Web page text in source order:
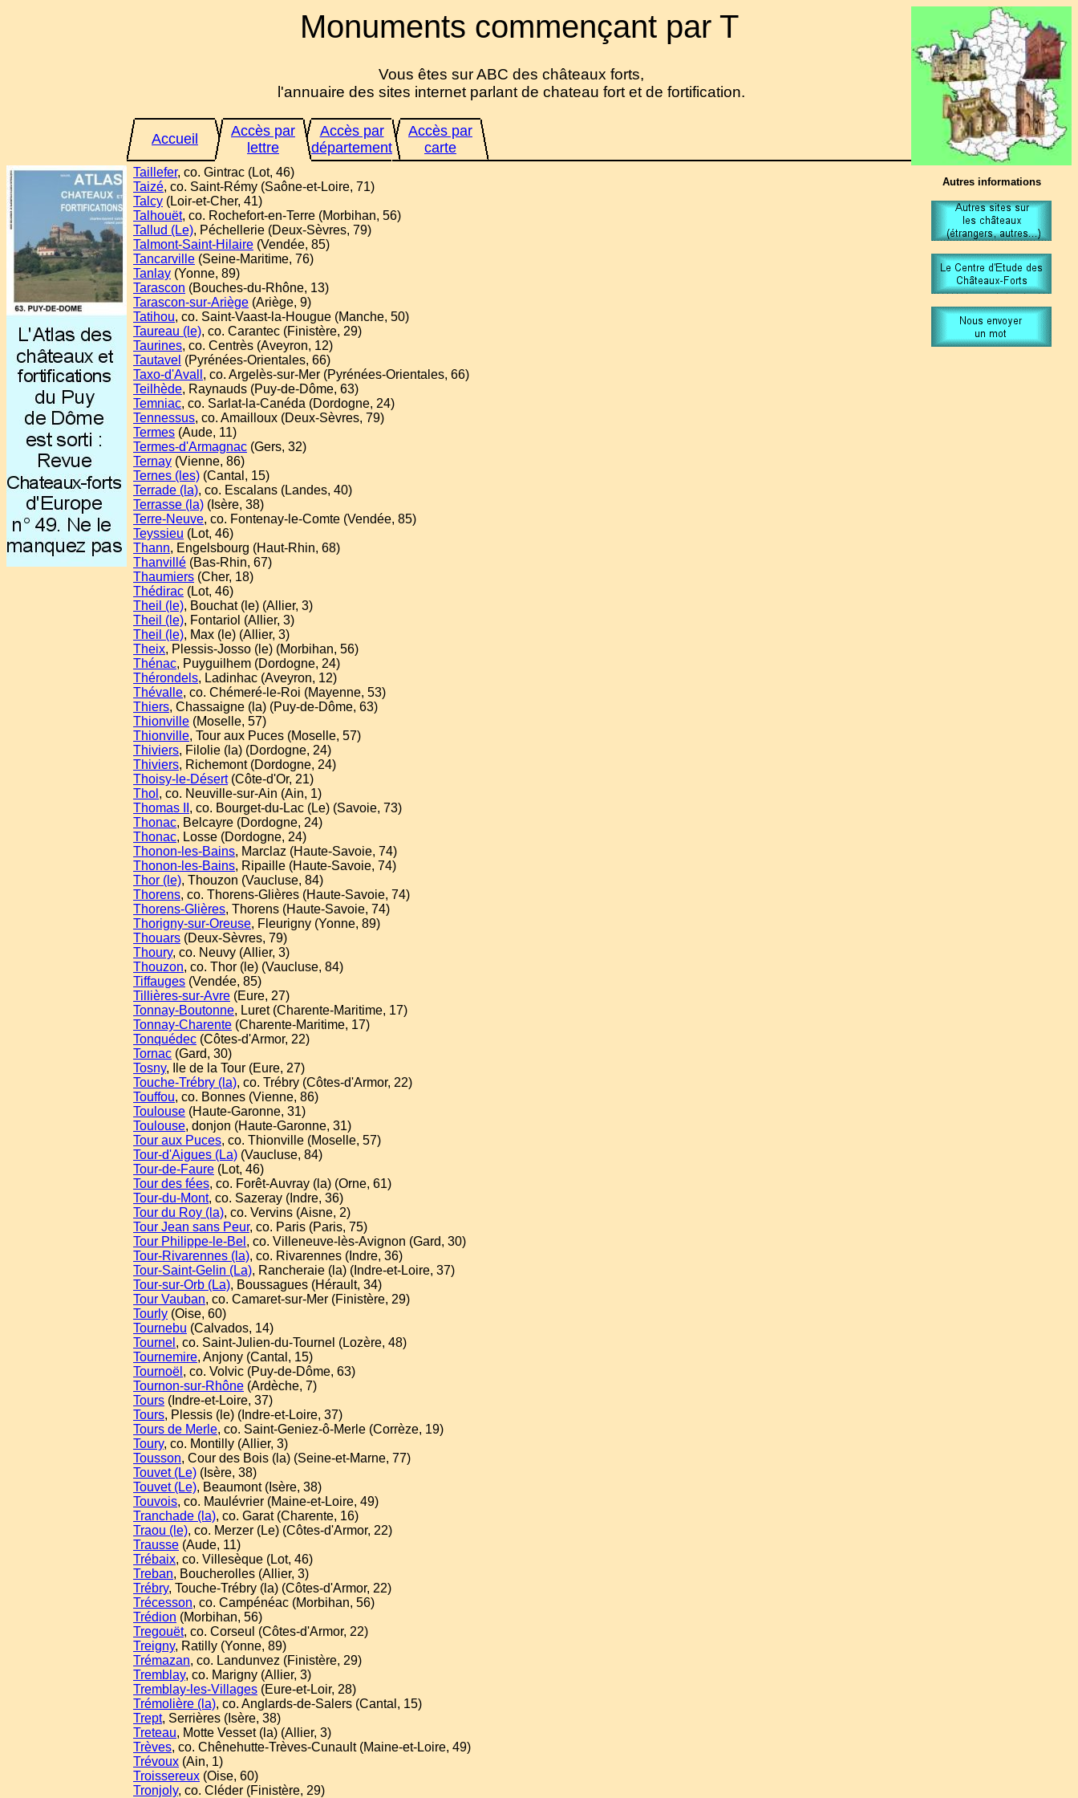
Monuments commençant par T
Vous êtes sur ABC des châteaux forts,
l'annuaire des sites internet parlant de chateau fort et de fortification.
Accueil
Accès par
lettre
Accès par
département
Accès par
carte
Taillefer, co. Gintrac (Lot, 46)
Taizé, co. Saint-Rémy (Saône-et-Loire, 71)
Talcy (Loir-et-Cher, 41)
Talhouët, co. Rochefort-en-Terre (Morbihan, 56)
Tallud (Le), Péchellerie (Deux-Sèvres, 79)
Talmont-Saint-Hilaire (Vendée, 85)
Tancarville (Seine-Maritime, 76)
Tanlay (Yonne, 89)
Tarascon (Bouches-du-Rhône, 13)
Tarascon-sur-Ariège (Ariège, 9)
Tatihou, co. Saint-Vaast-la-Hougue (Manche, 50)
Taureau (le), co. Carantec (Finistère, 29)
Taurines, co. Centrès (Aveyron, 12)
Tautavel (Pyrénées-Orientales, 66)
Taxo-d'Avall , co. Argelès-sur-Mer (Pyrénées-Orientales, 66)
Teilhède, Raynauds (Puy-de-Dôme, 63)
Temniac, co. Sarlat-la-Canéda (Dordogne, 24)
Tennessus, co. Amailloux (Deux-Sèvres, 79)
Termes (Aude, 11)
Termes-d'Armagnac (Gers, 32)
Ternay (Vienne, 86)
Ternes (les) (Cantal, 15)
Terrade (la), co. Escalans (Landes, 40)
Terrasse (la) (Isère, 38)
Terre-Neuve, co. Fontenay-le-Comte (Vendée, 85)
Teyssieu (Lot, 46)
Thann, Engelsbourg (Haut-Rhin, 68)
Thanvillé (Bas-Rhin, 67)
Thaumiers (Cher, 18)
Thédirac (Lot, 46)
Theil (le), Bouchat (le) (Allier, 3)
Theil (le), Fontariol (Allier, 3)
Theil (le), Max (le) (Allier, 3)
Theix, Plessis-Josso (le) (Morbihan, 56)
Thénac, Puyguilhem (Dordogne, 24)
Thérondels, Ladinhac (Aveyron, 12)
Thévalle, co. Chémeré-le-Roi (Mayenne, 53)
Thiers, Chassaigne (la) (Puy-de-Dôme, 63)
Thionville (Moselle, 57)
Thionville, Tour aux Puces (Moselle, 57)
Thiviers, Filolie (la) (Dordogne, 24)
Thiviers, Richemont (Dordogne, 24)
Thoisy-le-Désert(Côte-d'Or, 21)
Thol , co. Neuville-sur-Ain (Ain, 1)
Thomas II , co. Bourget-du-Lac (Le) (Savoie, 73)
Thonac, Belcayre (Dordogne, 24)
Thonac, Losse (Dordogne, 24)
Thonon-les-Bains, Marclaz (Haute-Savoie, 74)
Thonon-les-Bains, Ripaille (Haute-Savoie, 74)
Thor (le), Thouzon (Vaucluse, 84)
Thorens, co. Thorens-Glières (Haute-Savoie, 74)
Thorens-Glières, Thorens (Haute-Savoie, 74)
Thorigny-sur-Oreuse, Fleurigny (Yonne, 89)
Thouars (Deux-Sèvres, 79)
Thoury, co. Neuvy (Allier, 3)
Thouzon, co. Thor (le) (Vaucluse, 84)
Tiffauges (Vendée, 85)
Tillières-sur-Avre (Eure, 27)
Tonnay-Boutonne, Luret (Charente-Maritime, 17)
Tonnay-Charente (Charente-Maritime, 17)
Tonquédec (Côtes-d'Armor, 22)
Tornac (Gard, 30)
Tosny, Ile de la Tour (Eure, 27)
Touche-Trébry (la), co. Trébry (Côtes-d'Armor, 22)
Touffou, co. Bonnes (Vienne, 86)
Toulouse (Haute-Garonne, 31)
Toulouse, donjon (Haute-Garonne, 31)
Tour aux Puces, co. Thionville (Moselle, 57)
Tour-d'Aigues (La) (Vaucluse, 84)
Tour-de-Faure (Lot, 46)
Tour des fées, co. Forêt-Auvray (la) (Orne, 61)
Tour-du-Mont, co. Sazeray (Indre, 36)
Tour du Roy (la), co. Vervins (Aisne, 2)
Tour Jean sans Peur, co. Paris (Paris, 75)
Tour Philippe-le-Bel , co. Villeneuve-lès-Avignon (Gard, 30)
Tour-Rivarennes (la), co. Rivarennes (Indre, 36)
Tour-Saint-Gelin (La), Rancheraie (la) (Indre-et-Loire, 37)
Tour-sur-Orb (La), Boussagues (Hérault, 34)
Tour Vauban, co. Camaret-sur-Mer (Finistère, 29)
Tourly (Oise, 60)
Tournebu (Calvados, 14)
Tournel , co. Saint-Julien-du-Tournel (Lozère, 48)
Tournemire, Anjony (Cantal, 15)
Tournoël , co. Volvic (Puy-de-Dôme, 63)
Tournon-sur-Rhône (Ardèche, 7)
Tours (Indre-et-Loire, 37)
Tours, Plessis (le) (Indre-et-Loire, 37)
Tours de Merle, co. Saint-Geniez-ô-Merle (Corrèze, 19)
Toury, co. Montilly (Allier, 3)
Tousson, Cour des Bois (la) (Seine-et-Marne, 77)
Touvet (Le) (Isère, 38)
Touvet (Le), Beaumont (Isère, 38)
Touvois, co. Maulévrier (Maine-et-Loire, 49)
Tranchade (la), co. Garat (Charente, 16)
Traou (le), co. Merzer (Le) (Côtes-d'Armor, 22)
Trausse (Aude, 11)
Trébaix, co. Villesèque (Lot, 46)
Treban, Boucherolles (Allier, 3)
Trébry, Touche-Trébry (la) (Côtes-d'Armor, 22)
Trécesson, co. Campénéac (Morbihan, 56)
Trédion (Morbihan, 56)
Tregouët, co. Corseul (Côtes-d'Armor, 22)
Treigny, Ratilly (Yonne, 89)
Trémazan, co. Landunvez (Finistère, 29)
Tremblay, co. Marigny (Allier, 3)
Tremblay-les-Villages (Eure-et-Loir, 28)
Trémolière (la), co. Anglards-de-Salers (Cantal, 15)
Trept, Serrières (Isère, 38)
Treteau, Motte Vesset (la) (Allier, 3)
Trèves, co. Chênehutte-Trèves-Cunault (Maine-et-Loire, 49)
Trévoux (Ain, 1)
Troissereux (Oise, 60)
Tronjoly, co. Cléder (Finistère, 29)
Autres informations